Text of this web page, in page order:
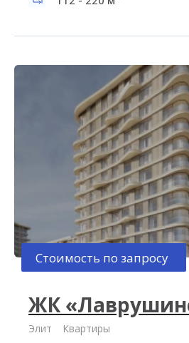
Стоимость по запросу
ЖК
Элит
Квартиры